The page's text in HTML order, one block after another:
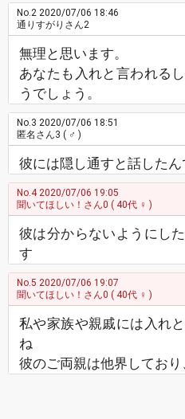
No.2 2020/07/06 18:46
通りすがりさん2
無理と思います。
あなたも入れと言われる
うでしょう。
No.3 2020/07/06 18:51
匿名さん3 ( ♂ )
彼には隠し通すと話したん
No.42020/07/06 19:05
聞いてほしい！さん0 ( 40代 ♀ )
彼は分からないようにし
す
No.5 2020/07/06 19:07
聞いてほしい！さん0 ( 40代 ♀ )
私や家族や親戚には入れ
ね
彼のご両親は他界してお